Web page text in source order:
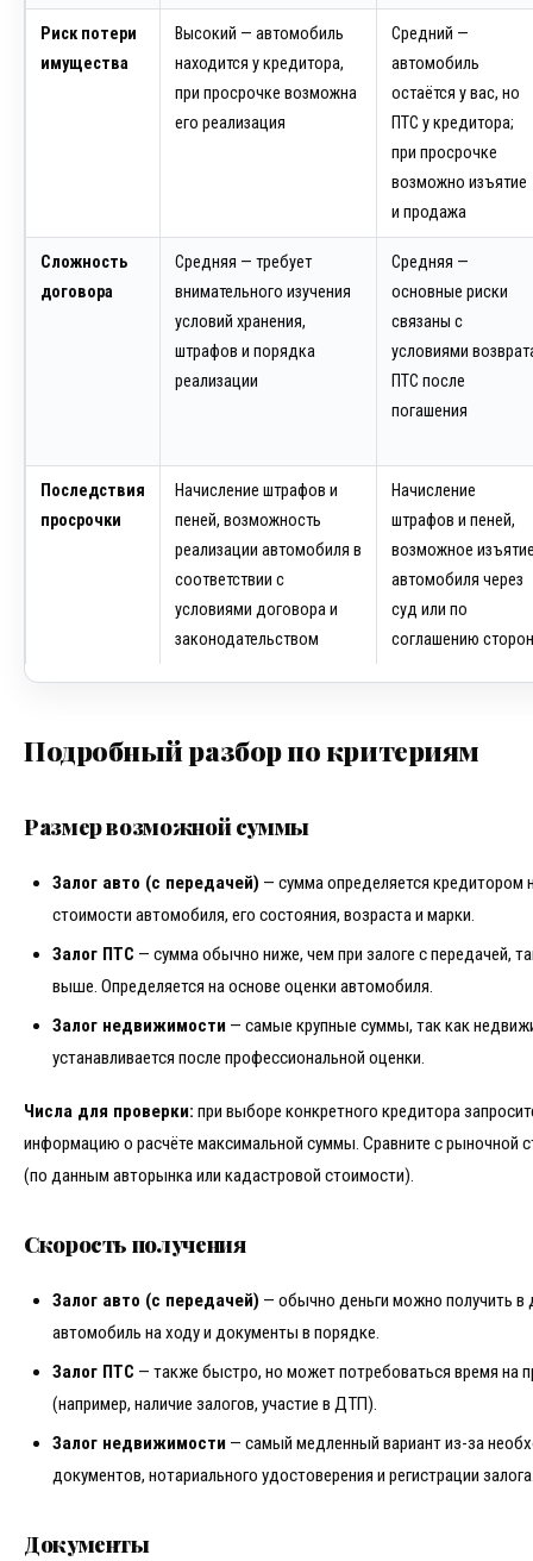
Риск потери
имущества
Высокий — автомобиль
находится у кредитора,
при просрочке возможна
его реализация
Средний —
автомобиль
остаётся у вас, но
ПТС у кредитора;
при просрочке
возможно изъятие
и продажа
Сложность
договора
Средняя — требует
внимательного изучения
условий хранения,
штрафов и порядка
реализации
Средняя —
основные риски
связаны с
условиями
ПТС после
погашения
Последствия
просрочки
Начисление штрафов и
пеней, возможность
реализации автомобиля в
соответствии с
условиями договора и
законодательством
Начисление
штрафов и пеней,
возможное
автомобиля через
суд или по
соглашению сторон
Подробный разбор по критериям
Размер возможной суммы
Залог авто (с передачей) — сумма определяется кредитором
стоимости автомобиля, его состояния, возраста и марки.
Залог ПТС — сумма обычно ниже, чем при залоге с передачей,
выше. Определяется на основе оценки автомобиля.
Залог недвижимости — самые крупные суммы, так как
устанавливается после профессиональной оценки.
Числа для проверки: при выборе конкретного кредитора
информацию о расчёте максимальной суммы. Сравните с рыночной
(по данным авторынка или кадастровой стоимости).
Скорость получения
Залог авто (с передачей) — обычно деньги можно получить в
автомобиль на ходу и документы в порядке.
Залог ПТС — также быстро, но может потребоваться время на
(например, наличие залогов, участие в ДТП).
Залог недвижимости — самый медленный вариант из-за
документов, нотариального удостоверения и регистрации
Документы